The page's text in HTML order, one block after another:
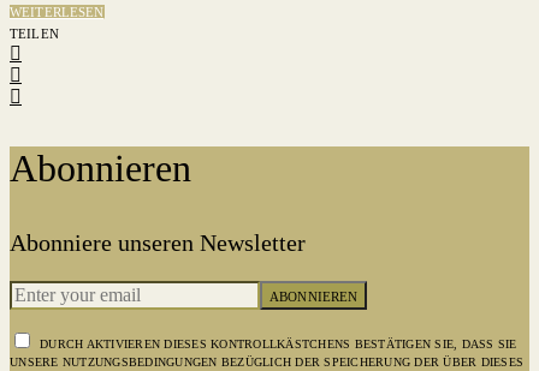
WEITERLESEN
TEILEN
Abonnieren
Abonniere unseren Newsletter
ABONNIEREN
DURCH AKTIVIEREN DIESES KONTROLLKÄSTCHENS BESTÄTIGEN SIE, DASS SIE
UNSERE NUTZUNGSBEDINGUNGEN BEZÜGLICH DER SPEICHERUNG DER ÜBER DIESES